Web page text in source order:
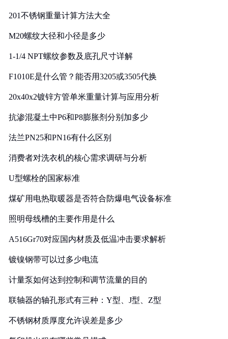
201不锈钢重量计算方法大全
M20螺纹大径和小径是多少
1-1/4 NPT螺纹参数及底孔尺寸详解
F1010E是什么管？能否用3205或3505代换
20x40x2镀锌方管单米重量计算与应用分析
抗渗混凝土中P6和P8膨胀剂分别加多少
法兰PN25和PN16有什么区别
消费者对洗衣机的核心需求调研与分析
U型螺栓的国家标准
煤矿用电热取暖器是否符合防爆电气设备标准
照明母线槽的主要作用是什么
A516Gr70对应国内材质及低温冲击要求解析
镀镍钢带可以过多少电流
计量泵如何达到控制和调节流量的目的
联轴器的轴孔形式有三种：Y型、J型、Z型
不锈钢材质厚度允许误差是多少